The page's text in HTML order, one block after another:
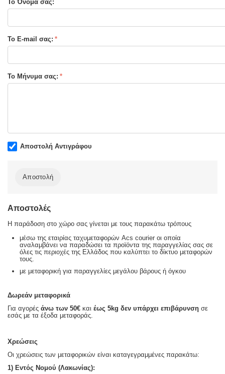
Το Όνομα σας:
Το E-mail σας:
Το Μήνυμα σας:
Αποστολή Αντιγράφου
Αποστολή
Αποστολές
Η παράδοση στο χώρο σας γίνεται με τους παρακάτω τρόπους
μέσω της εταιρίας ταχυμεταφορών Acs courier οι οποία
αναλαμβάνει να παραδώσει τα προϊόντα της παραγγελίας σας σε
όλες τις περιοχές της Ελλάδος που καλύπτει το δίκτυο μεταφορών
τους.
με μεταφορική για παραγγελίες μεγάλου βάρους ή όγκου
Δωρεάν μεταφορικά
Για αγορέςάνω των 50€ καιέως 5kg δεν υπάρχει επιβάρυνση σε
εσάς με τα έξοδα μεταφοράς.
Χρεώσεις
Οι χρεώσεις των μεταφορικών είναι καταγεγραμμένες παρακάτω:
1) Εντός Νομού (Λακωνίας):